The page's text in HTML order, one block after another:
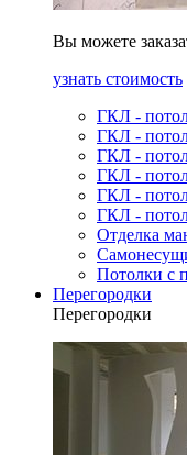
Вы можете
узнать стоимость
ГКЛ -
ГКЛ -
ГКЛ -
ГКЛ -
ГКЛ -
ГКЛ -
Отделка
Потолки с
Перегородки
Перегородки